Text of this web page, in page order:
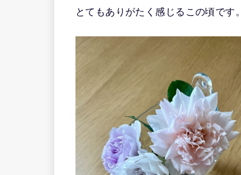
とてもありがたく感じるこの頃です。